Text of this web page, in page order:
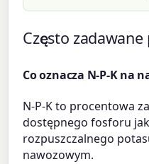
Często
Co oznacza N-P-K na
N-P-K to procentowa
dostępnego fosforu
rozpuszczalnego
nawozowym.